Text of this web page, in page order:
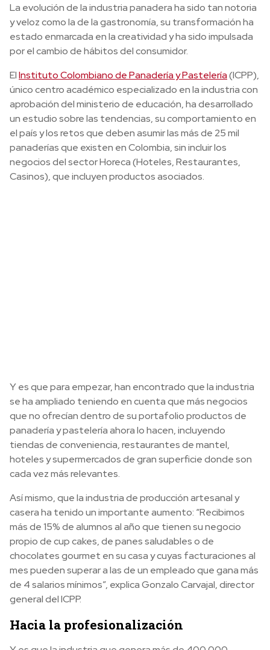
La evolución de la industria panadera ha sido tan notoria
y veloz como la de la gastronomía, su transformación ha
estado enmarcada en la creatividad y ha sido impulsada
por el cambio de hábitos del consumidor.
ElInstituto Colombiano de Panadería y Pastelería(ICPP),
único centro académico especializado en la industria con
aprobación del ministerio de educación, ha desarrollado
un estudio sobre las tendencias, su comportamiento en
el país y los retos que deben asumir las más de 25 mil
panaderías que existen en Colombia, sin incluir los
negocios del sector Horeca (Hoteles, Restaurantes,
Casinos), que incluyen productos asociados.
Y es que para empezar, han encontrado que la industria
se ha ampliado teniendo en cuenta que más negocios
que no ofrecían dentro de su portafolio productos de
panadería y pastelería ahora lo hacen, incluyendo
tiendas de conveniencia, restaurantes de mantel,
hoteles y supermercados de gran superficie donde son
cada vez más relevantes.
Así mismo, que la industria de producción artesanal y
casera ha tenido un importante aumento: “Recibimos
más de 15% de alumnos al año que tienen su negocio
propio de cup cakes, de panes saludables o de
chocolates gourmet en su casa y cuyas facturaciones al
mes pueden superar a las de un empleado que gana más
de 4 salarios mínimos”, explica Gonzalo Carvajal, director
general del ICPP.
Hacia la profesionalización